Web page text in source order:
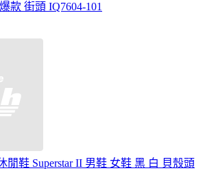
款 街頭 IQ7604-101
閒鞋 Superstar II 男鞋 女鞋 黑 白 貝殼頭